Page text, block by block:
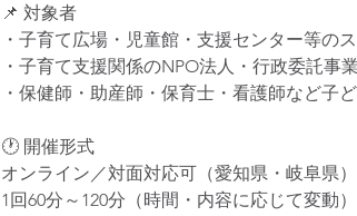
📌 対象者
・子育て広場・児童館・支援センター等の
・子育て支援関係のNPO法人・行政委託事
・保健師・助産師・保育士・看護師など子
🕐 開催形式
オンライン／対面対応可（愛知県・岐阜県）
1回60分～120分（時間・内容に応じて変動）